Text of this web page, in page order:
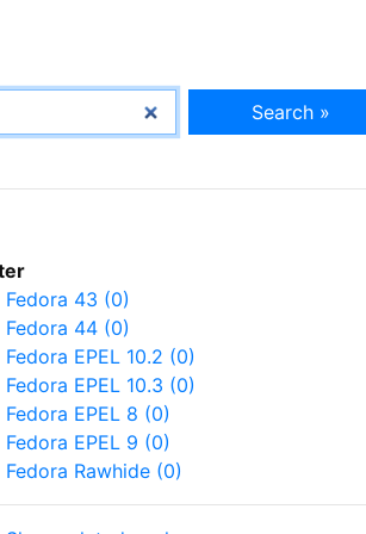
Search »
Fedora 43 (0)
Fedora 44 (0)
Fedora EPEL 10.2 (0)
Fedora EPEL 10.3 (0)
Fedora EPEL 8 (0)
Fedora EPEL 9 (0)
Fedora Rawhide (0)